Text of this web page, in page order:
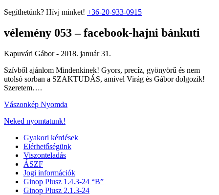
Segíthetünk? Hívj minket! +36-20-933-0915
vélemény 053 – facebook-hajni bánkuti
Kapuvári Gábor - 2018. január 31.
Szívből ajánlom Mindenkinek! Gyors, precíz, gyönyörű és nem
utolsó sorban a SZAKTUDÁS, amivel Virág és Gábor dolgozik!
Szeretem….
Vászonkép Nyomda
Neked nyomtatunk!
Gyakori kérdések
Elérhetőségünk
Viszonteladás
ÁSZF
Jogi információk
Ginop Plusz 1.4.3-24 “B”
Ginop Plusz 2.1.3-24